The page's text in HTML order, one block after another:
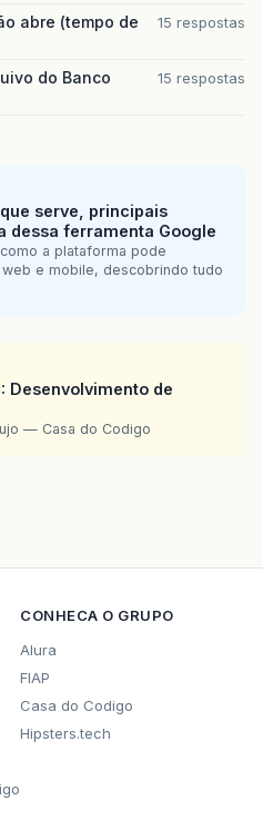
abre (tempo de
15 respostas
do Banco
15 respostas
serve, principais
dessa ferramenta Google
a plataforma pode
e mobile, descobrindo tudo
Desenvolvimento de
— Casa do Codigo
CONHECA O GRUPO
Alura
FIAP
Casa do Codigo
Hipsters.tech